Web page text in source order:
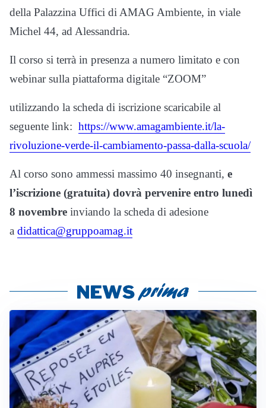
della Palazzina Uffici di AMAG Ambiente, in viale
Michel 44, ad Alessandria.
Il corso si terrà in presenza a numero limitato e con
webinar sulla piattaforma digitale “ZOOM”
utilizzando la scheda di iscrizione scaricabile al
seguente link: https://www.amagambiente.it/la-
rivoluzione-verde-il-cambiamento-passa-dalla-scuola/
Al corso sono ammessi massimo 40 insegnanti, e
l’iscrizione (gratuita) dovrà pervenire entro lunedì
8 novembre inviando la scheda di adesione
a didattica@gruppoamag.it